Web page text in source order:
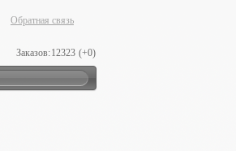
Обратная связь
Заказов:12323 (+0)